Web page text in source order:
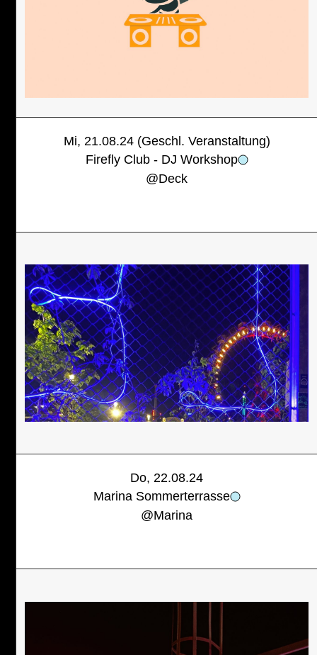
Mi, 21.08.24 (Geschl. Veranstaltung)
Firefly Club - DJ Workshop
@Deck
Do, 22.08.24
Marina Sommerterrasse
@Marina